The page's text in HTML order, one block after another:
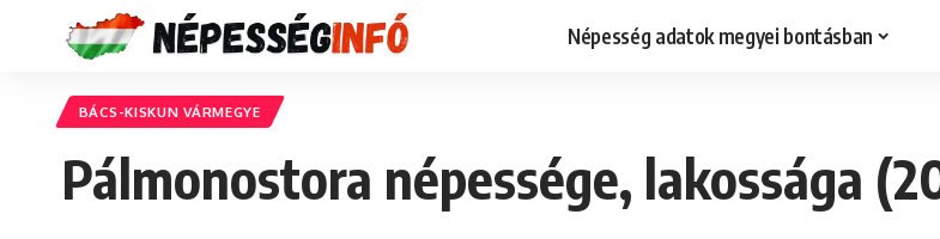
Népesség adatok megyei bontásban
BÁCS-KISKUN VÁRMEGYE
Pálmonostora népessége, lakossága